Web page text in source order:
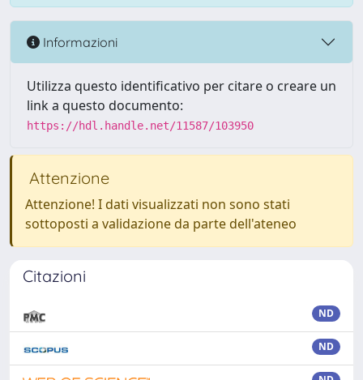
Informazioni
Utilizza questo identificativo per citare o creare un
link a questo documento:
https://hdl.handle.net/11587/103950
Attenzione
Attenzione! I dati visualizzati non sono stati
sottoposti a validazione da parte dell'ateneo
Citazioni
ND
ND